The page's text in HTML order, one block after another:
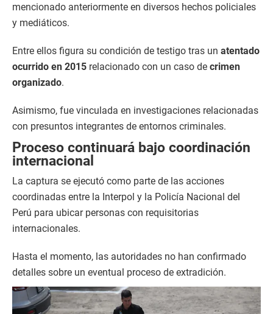
mencionado anteriormente en diversos hechos policiales
y mediáticos.
Entre ellos figura su condición de testigo tras un atentado
ocurrido en 2015 relacionado con un caso de crimen
organizado.
Asimismo, fue vinculada en investigaciones relacionadas
con presuntos integrantes de entornos criminales.
Proceso continuará bajo coordinación
internacional
La captura se ejecutó como parte de las acciones
coordinadas entre la Interpol y la Policía Nacional del
Perú para ubicar personas con requisitorias
internacionales.
Hasta el momento, las autoridades no han confirmado
detalles sobre un eventual proceso de extradición.